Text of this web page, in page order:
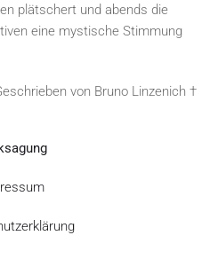
plätschert und abends die
eine mystische Stimmung
von Bruno Linzenich †